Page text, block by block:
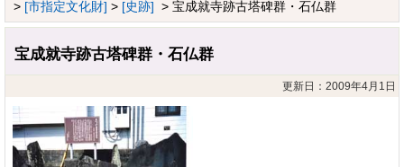
> [市指定文化財] > [史跡] > 宝成就寺跡古塔碑群・石仏群
宝成就寺跡古塔碑群・石仏群
更新日：2009年4月1日